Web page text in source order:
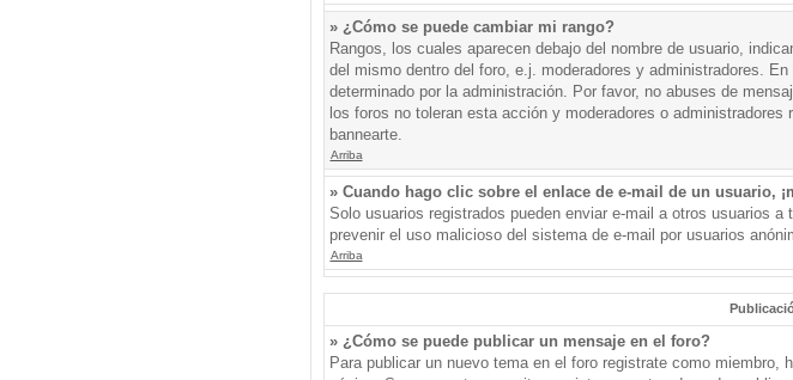
» ¿Cómo se puede cambiar mi rango?
Rangos, los cuales aparecen debajo del nombre de usuario,
del mismo dentro del foro, e.j. moderadores y administradores.
determinado por la administración. Por favor, no abuses de
los foros no toleran esta acción y moderadores o
bannearte.
Arriba
» Cuando hago clic sobre el enlace de e-mail de un usuario,
Solo usuarios registrados pueden enviar e-mail a otros usuarios
prevenir el uso malicioso del sistema de e-mail por usuarios
Arriba
» ¿Cómo se puede publicar un mensaje en el foro?
Para publicar un nuevo tema en el foro registrate como